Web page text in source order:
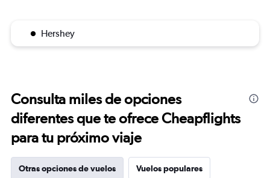
Hershey
Consulta miles de opciones
diferentes que te ofrece Cheapflights
para tu próximo viaje
Otras opciones de vuelos Vuelos populares